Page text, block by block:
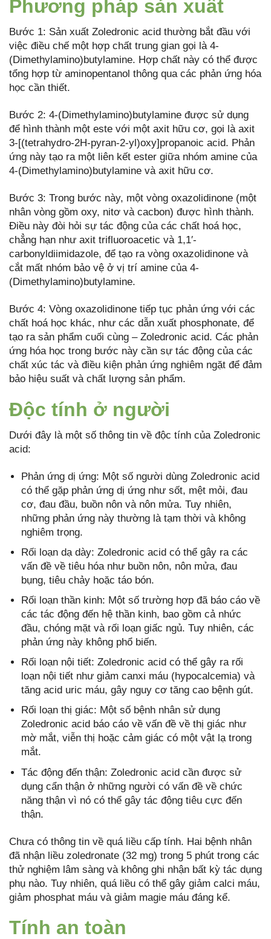
Phương pháp sản xuất
Bước 1: Sản xuất Zoledronic acid thường bắt đầu với
việc điều chế một hợp chất trung gian gọi là 4-
(Dimethylamino)butylamine. Hợp chất này có thể được
tổng hợp từ aminopentanol thông qua các phản ứng hóa
học cần thiết.
Bước 2: 4-(Dimethylamino)butylamine được sử dụng
để hình thành một este với một axit hữu cơ, gọi là axit
3-[(tetrahydro-2H-pyran-2-yl)oxy]propanoic acid. Phản
ứng này tạo ra một liên kết ester giữa nhóm amine của
4-(Dimethylamino)butylamine và axit hữu cơ.
Bước 3: Trong bước này, một vòng oxazolidinone (một
nhân vòng gồm oxy, nitơ và cacbon) được hình thành.
Điều này đòi hỏi sự tác động của các chất hoá học,
chẳng hạn như axit trifluoroacetic và 1,1′-
carbonyldiimidazole, để tạo ra vòng oxazolidinone và
cắt mất nhóm bảo vệ ở vị trí amine của 4-
(Dimethylamino)butylamine.
Bước 4: Vòng oxazolidinone tiếp tục phản ứng với các
chất hoá học khác, như các dẫn xuất phosphonate, để
tạo ra sản phẩm cuối cùng – Zoledronic acid. Các phản
ứng hóa học trong bước này cần sự tác động của các
chất xúc tác và điều kiện phản ứng nghiêm ngặt để đảm
bảo hiệu suất và chất lượng sản phẩm.
Độc tính ở người
Dưới đây là một số thông tin về độc tính của Zoledronic
acid:
Phản ứng dị ứng: Một số người dùng Zoledronic acid
có thể gặp phản ứng dị ứng như sốt, mệt mỏi, đau
cơ, đau đầu, buồn nôn và nôn mửa. Tuy nhiên,
những phản ứng này thường là tạm thời và không
nghiêm trọng.
Rối loạn dạ dày: Zoledronic acid có thể gây ra các
vấn đề về tiêu hóa như buồn nôn, nôn mửa, đau
bụng, tiêu chảy hoặc táo bón.
Rối loạn thần kinh: Một số trường hợp đã báo cáo về
các tác động đến hệ thần kinh, bao gồm cả nhức
đầu, chóng mặt và rối loạn giấc ngủ. Tuy nhiên, các
phản ứng này không phổ biến.
Rối loạn nội tiết: Zoledronic acid có thể gây ra rối
loạn nội tiết như giảm canxi máu (hypocalcemia) và
tăng acid uric máu, gây nguy cơ tăng cao bệnh gút.
Rối loạn thị giác: Một số bệnh nhân sử dụng
Zoledronic acid báo cáo về vấn đề về thị giác như
mờ mắt, viễn thị hoặc cảm giác có một vật lạ trong
mắt.
Tác động đến thận: Zoledronic acid cần được sử
dụng cẩn thận ở những người có vấn đề về chức
năng thận vì nó có thể gây tác động tiêu cực đến
thận.
Chưa có thông tin về quá liều cấp tính. Hai bệnh nhân
đã nhận liều zoledronate (32 mg) trong 5 phút trong các
thử nghiệm lâm sàng và không ghi nhận bất kỳ tác dụng
phụ nào. Tuy nhiên, quá liều có thể gây giảm calci máu,
giảm phosphat máu và giảm magie máu đáng kể.
Tính an toàn